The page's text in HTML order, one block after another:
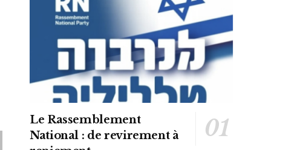
Le Rassemblement
National : de revirement à